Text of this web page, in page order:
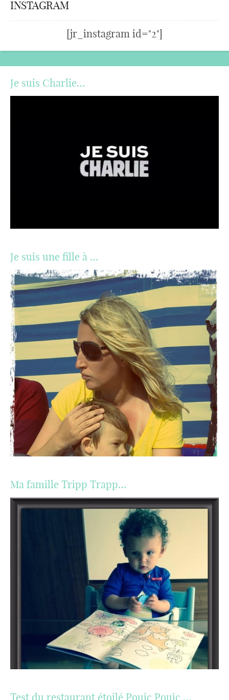
INSTAGRAM
[jr_instagram id="2"]
Je suis Charlie…
Je suis une fille à …
Ma famille Tripp Trapp…
Test du restaurant étoilé Pouic Pouic …